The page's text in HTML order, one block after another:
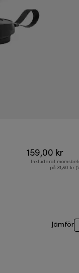
159,00 kr
Inkluderat
på 31,80 kr
Jämför